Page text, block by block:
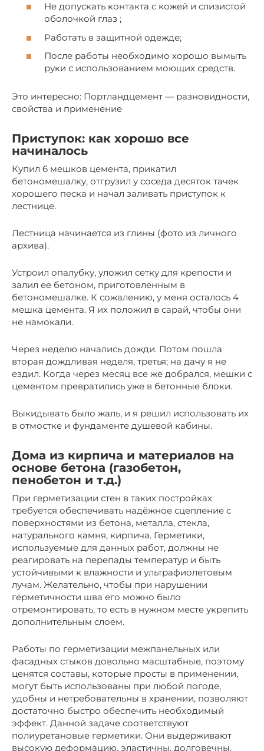
Не допускать контакта с кожей и слизистой
оболочкой глаз ;
Работать в защитной одежде;
После работы необходимо хорошо вымыть
руки с использованием моющих средств.
Это интересно: Портландцемент — разновидности,
свойства и применение
Приступок: как хорошо все
начиналось
Купил 6 мешков цемента, прикатил
бетономешалку, отгрузил у соседа десяток тачек
хорошего песка и начал заливать приступок к
лестнице.
Лестница начинается из глины (фото из личного
архива).
Устроил опалубку, уложил сетку для крепости и
залил ее бетоном, приготовленным в
бетономешалке. К сожалению, у меня осталось 4
мешка цемента. Я их положил в сарай, чтобы они
не намокали.
Через неделю начались дожди. Потом пошла
вторая дождливая неделя, третья; на дачу я не
ездил. Когда через месяц все же добрался, мешки с
цементом превратились уже в бетонные блоки.
Выкидывать было жаль, и я решил использовать их
в отмостке и фундаменте душевой кабины.
Дома из кирпича и материалов на
основе бетона (газобетон,
пенобетон и т.д.)
При герметизации стен в таких постройках
требуется обеспечивать надёжное сцепление с
поверхностями из бетона, металла, стекла,
натурального камня, кирпича. Герметики,
используемые для данных работ, должны не
реагировать на перепады температур и быть
устойчивыми к влажности и ультрафиолетовым
лучам. Желательно, чтобы при нарушении
герметичности шва его можно было
отремонтировать, то есть в нужном месте укрепить
дополнительным слоем.
Работы по герметизации межпанельных или
фасадных стыков довольно масштабные, поэтому
ценятся составы, которые просты в применении,
могут быть использованы при любой погоде,
удобны и нетребовательны в хранении, позволяют
достаточно быстро обеспечить необходимый
эффект. Данной задаче соответствуют
полиуретановые герметики. Они выдерживают
высокую деформацию, эластичны, долговечны,